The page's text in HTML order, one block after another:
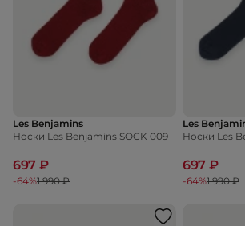
Les Benjamins
Носки Les Benjamins SOCK 009
697 ₽
-64%1 990 ₽
Les
Носки Les
697 ₽
-64%1 990 ₽